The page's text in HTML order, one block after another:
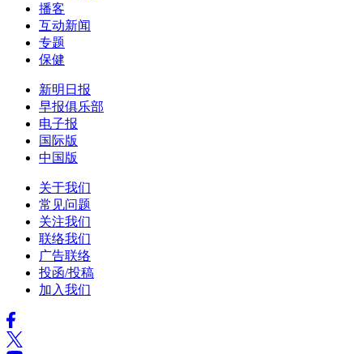
播客
互动新闻
专题
保健
新明日报
早报俱乐部
电子报
国际版
中国版
关于我们
常见问题
关注我们
联络我们
广告联络
投函/投稿
加入我们